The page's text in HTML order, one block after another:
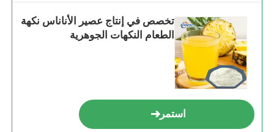
تخصص في إنتاج عصير الأناناس نكهة
الطعام النكهات الجوهرية
استمر